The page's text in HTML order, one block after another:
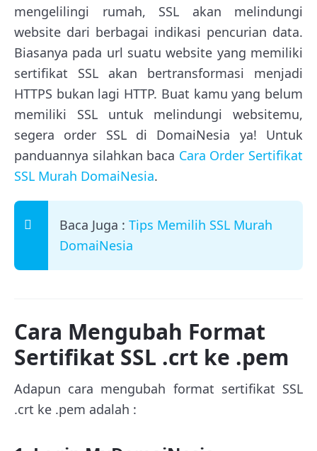
mengelilingi rumah, SSL akan melindungi
website dari berbagai indikasi pencurian data.
Biasanya pada url suatu website yang memiliki
sertifikat SSL akan bertransformasi menjadi
HTTPS bukan lagi HTTP. Buat kamu yang belum
memiliki SSL untuk melindungi websitemu,
segera order SSL di DomaiNesia ya! Untuk
panduannya silahkan baca Cara Order Sertifikat
SSL Murah DomaiNesia.
Baca Juga : Tips Memilih SSL Murah
DomaiNesia
Cara Mengubah Format
Sertifikat SSL .crt ke .pem
Adapun cara mengubah format sertifikat SSL
.crt ke .pem adalah :